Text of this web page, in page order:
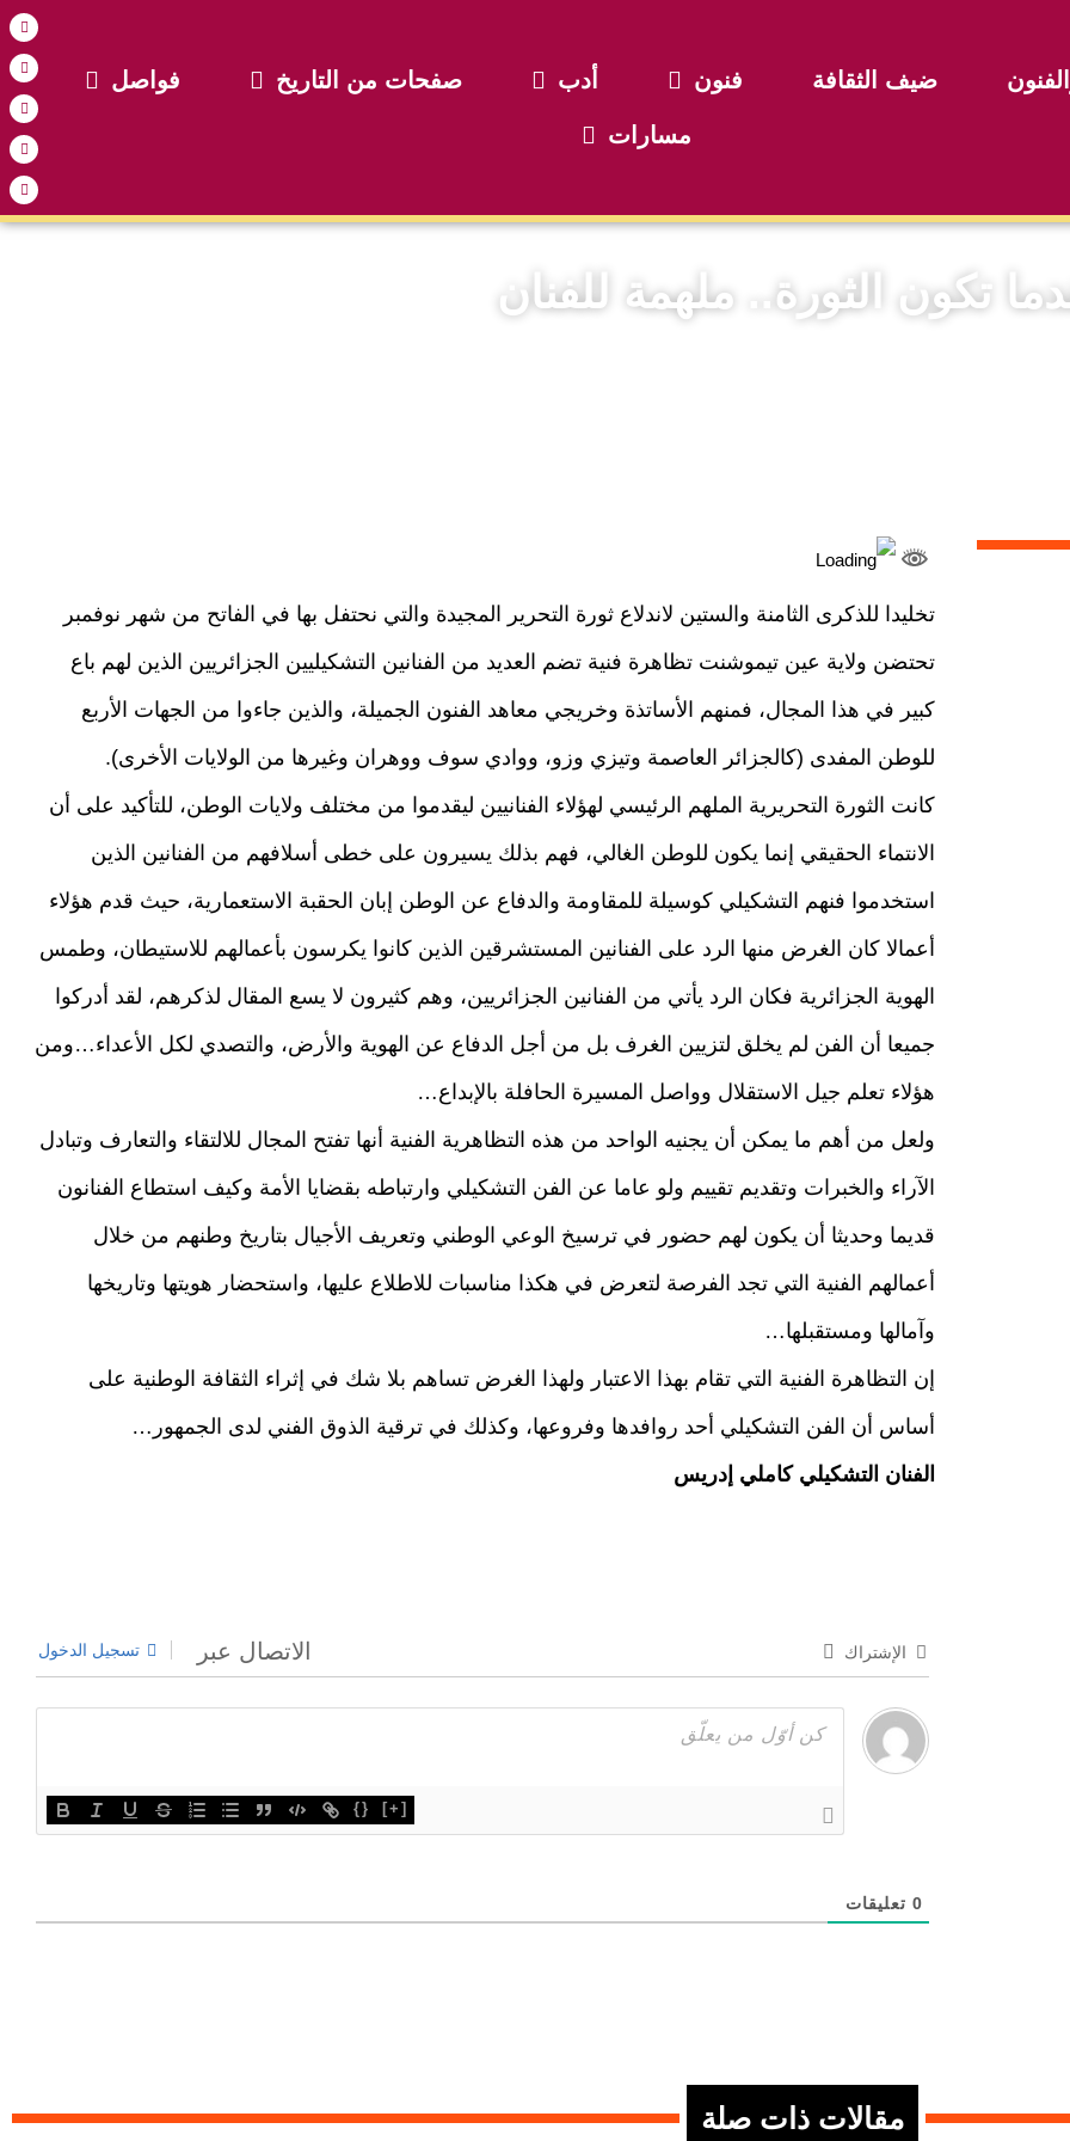
ضيف الثقافة فنون أدب صفحات من التاريخ فواصل
مسارات
تكون الثورة.. ملهمة للفنان
تخليدا للذكرى الثامنة والستين لاندلاع ثورة التحرير المجيدة والتي نحتفل بها في الفاتح من شهر نوفمبر
تحتضن ولاية عين تيموشنت تظاهرة فنية تضم العديد من الفنانين التشكيليين الجزائريين الذين لهم باع
كبير في هذا المجال، فمنهم الأساتذة وخريجي معاهد الفنون الجميلة، والذين جاءوا من الجهات الأربع
للوطن المفدى (كالجزائر العاصمة وتيزي وزو، ووادي سوف ووهران وغيرها من الولايات الأخرى).
كانت الثورة التحريرية الملهم الرئيسي لهؤلاء الفنانيين ليقدموا من مختلف ولايات الوطن، للتأكيد على أن
الانتماء الحقيقي إنما يكون للوطن الغالي، فهم بذلك يسيرون على خطى أسلافهم من الفنانين الذين
استخدموا فنهم التشكيلي كوسيلة للمقاومة والدفاع عن الوطن إبان الحقبة الاستعمارية، حيث قدم هؤلاء
أعمالا كان الغرض منها الرد على الفنانين المستشرقين الذين كانوا يكرسون بأعمالهم للاستيطان، وطمس
الهوية الجزائرية فكان الرد يأتي من الفنانين الجزائريين، وهم كثيرون لا يسع المقال لذكرهم، لقد أدركوا
جميعا أن الفن لم يخلق لتزيين الغرف بل من أجل الدفاع عن الهوية والأرض، والتصدي لكل الأعداء…ومن
هؤلاء تعلم جيل الاستقلال وواصل المسيرة الحافلة بالإبداع…
ولعل من أهم ما يمكن أن يجنيه الواحد من هذه التظاهرية الفنية أنها تفتح المجال للالتقاء والتعارف وتبادل
الآراء والخبرات وتقديم تقييم ولو عاما عن الفن التشكيلي وارتباطه بقضايا الأمة وكيف استطاع الفنانون
قديما وحديثا أن يكون لهم حضور في ترسيخ الوعي الوطني وتعريف الأجيال بتاريخ وطنهم من خلال
أعمالهم الفنية التي تجد الفرصة لتعرض في هكذا مناسبات للاطلاع عليها، واستحضار هويتها وتاريخها
وآمالها ومستقبلها…
إن التظاهرة الفنية التي تقام بهذا الاعتبار ولهذا الغرض تساهم بلا شك في إثراء الثقافة الوطنية على
أساس أن الفن التشكيلي أحد روافدها وفروعها، وكذلك في ترقية الذوق الفني لدى الجمهور…
الفنان التشكيلي كاملي إدريس
الإشتراك الاتصال عبر تسجيل الدخول
{} [+]
0 تعليقات
مقالات ذات صلة